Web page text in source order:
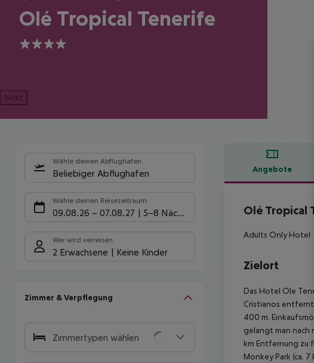
Olé Tropical Tenerife
4
Next
Wähle deinen Abflughafen
Beliebiger Abflughafen
Wähle deinen Reisezeitraum
09.08.26 – 07.08.27 5-8 Nächte
Wer wird verreisen
2 Erwachsene Keine Kinder
Zimmer & Verpflegung
Zimmertypen wählen
Angebote
Olé Tropical
Adults Only Hotel
Zielort
Das Hotel Ole
Cristianos entfernt
400 m.
gelangt man nach
km Entfernung zu
Monkey Park (ca.